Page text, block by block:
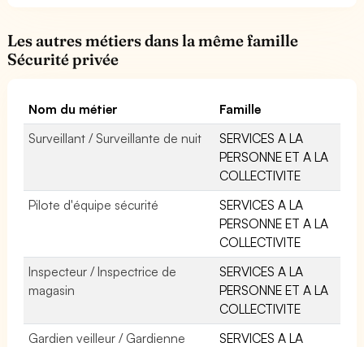
Les autres métiers dans la même famille
Sécurité privée
Nom du métier
Famille
Surveillant / Surveillante de nuit
SERVICES A LA
PERSONNE ET A LA
COLLECTIVITE
Pilote d'équipe sécurité
SERVICES A LA
PERSONNE ET A LA
COLLECTIVITE
Inspecteur / Inspectrice de
magasin
SERVICES A LA
PERSONNE ET A LA
COLLECTIVITE
Gardien veilleur / Gardienne
SERVICES A LA